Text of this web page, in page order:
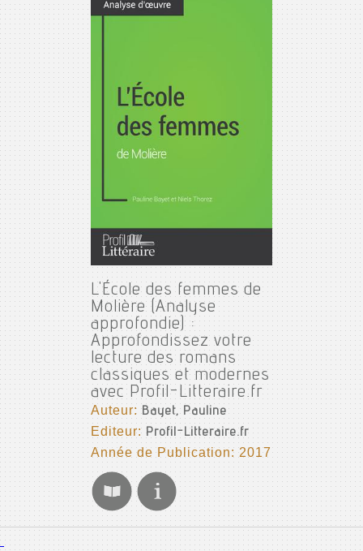
L'École des femmes de
Molière (Analyse
approfondie) :
Approfondissez votre
lecture des romans
classiques et modernes
avec Profil-Litteraire.fr
Auteur:Bayet, Pauline
Editeur: Profil-Litteraire.fr
Année de Publication: 2017